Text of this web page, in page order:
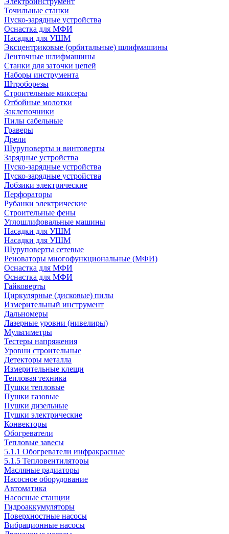
Точильные станки
Пуско-зарядные устройства
Оснастка для МФИ
Насадки для УШМ
Эксцентриковые (орбитальные) шлифмашины
Ленточные шлифмашины
Станки для заточки цепей
Наборы инструмента
Штроборезы
Строительные миксеры
Отбойные молотки
Заклепочники
Пилы сабельные
Граверы
Дрели
Шуруповерты и винтоверты
Зарядные устройства
Пуско-зарядные устройства
Пуско-зарядные устройства
Лобзики электрические
Перфораторы
Рубанки электрические
Строительные фены
Углошлифовальные машины
Насадки для УШМ
Насадки для УШМ
Шуруповерты сетевые
Реноваторы многофункциональные (МФИ)
Оснастка для МФИ
Оснастка для МФИ
Гайковерты
Циркулярные (дисковые) пилы
Измерительный инструмент
Дальномеры
Лазерные уровни (нивелиры)
Мультиметры
Тестеры напряжения
Уровни строительные
Детекторы металла
Измерительные клещи
Тепловая техника
Пушки тепловые
Пушки газовые
Пушки дизельные
Пушки электрические
Конвекторы
Обогреватели
Тепловые завесы
5.1.1 Обогреватели инфракрасные
5.1.5 Тепловентиляторы
Масляные радиаторы
Насосное оборудование
Автоматика
Насосные станции
Гидроаккумуляторы
Поверхностные насосы
Вибрационные насосы